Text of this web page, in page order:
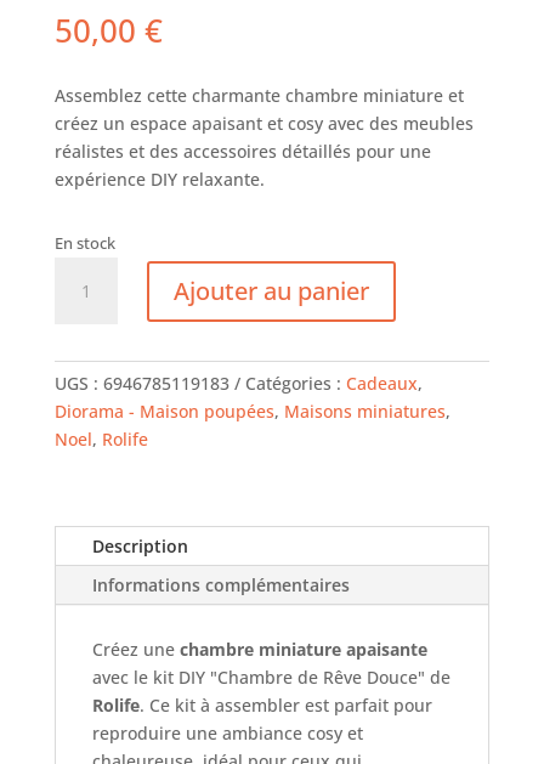
50,00 €
Assemblez cette charmante chambre miniature et
créez un espace apaisant et cosy avec des meubles
réalistes et des accessoires détaillés pour une
expérience DIY relaxante.
En stock
-
Chambre
de
Maquette
Ajouter au panier
UGS : 6946785119183 Catégories : Cadeaux,
Diorama - Maison poupées, Maisons miniatures,
Noel, Rolife
Description
Informations complémentaires
Créez une chambre miniature apaisante
avec le kit DIY "Chambre de Rêve Douce" de
Rolife. Ce kit à assembler est parfait pour
reproduire une ambiance cosy et